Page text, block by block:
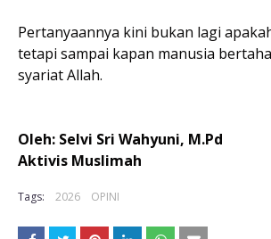
Pertanyaannya kini bukan lagi
tetapi sampai kapan manusia
syariat Allah.
Oleh: Selvi Sri Wahyuni, M.Pd
Aktivis Muslimah
Tags: 2026 OPINI